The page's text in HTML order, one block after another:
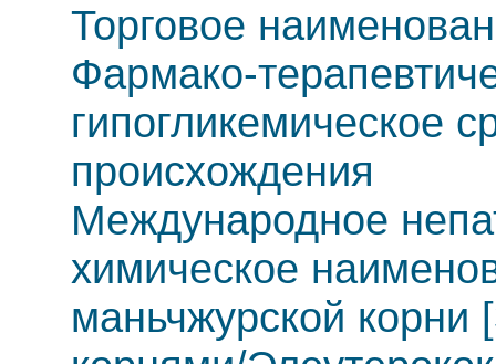
Торговое
Фармако-
гипогликемическое
происхождения
Международное
химическое
маньчжурской